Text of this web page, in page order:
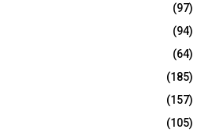
(97)
(94)
(64)
(185)
(157)
(105)